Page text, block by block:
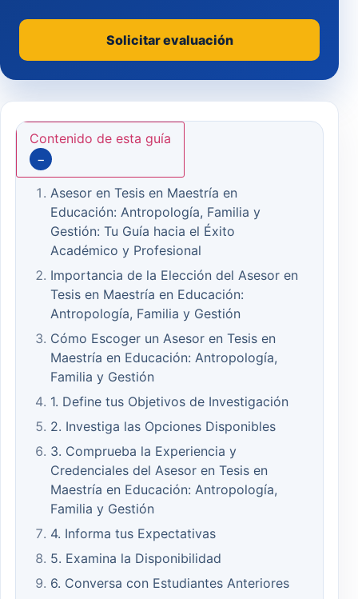
Contenido de esta guía
−
Asesor en Tesis en Maestría en
Educación: Antropología, Familia y
Gestión: Tu Guía hacia el Éxito
Académico y Profesional
Importancia de la Elección del Asesor en
Tesis en Maestría en Educación:
Antropología, Familia y Gestión
Cómo Escoger un Asesor en Tesis en
Maestría en Educación: Antropología,
Familia y Gestión
1. Define tus Objetivos de Investigación
2. Investiga las Opciones Disponibles
3. Comprueba la Experiencia y
Credenciales del Asesor en Tesis en
Maestría en Educación: Antropología,
Familia y Gestión
4. Informa tus Expectativas
5. Examina la Disponibilidad
6. Conversa con Estudiantes Anteriores
Solicitar evaluación